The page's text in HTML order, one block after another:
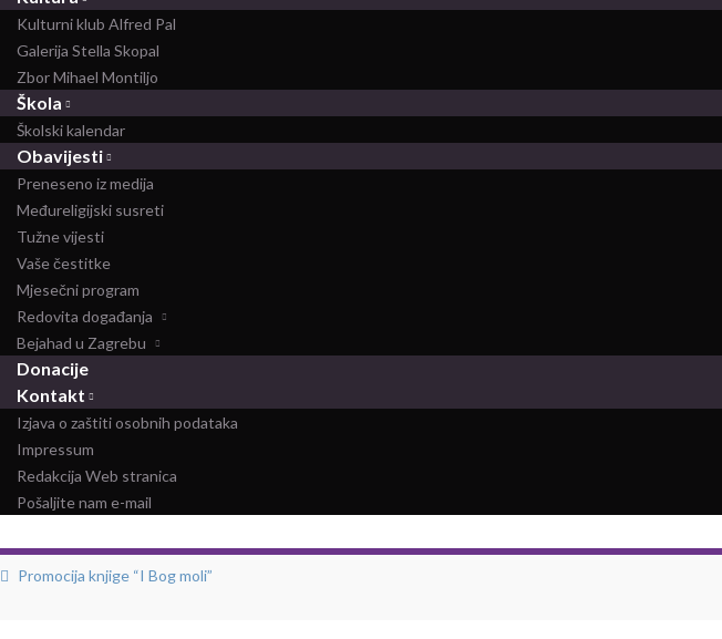
Kulturni klub Alfred Pal
Galerija Stella Skopal
Zbor Mihael Montiljo
Škola
Školski kalendar
Obavijesti
Preneseno iz medija
Međureligijski susreti
Tužne vijesti
Vaše čestitke
Mjesečni program
Redovita događanja
Bejahad u Zagrebu
Donacije
Kontakt
Izjava o zaštiti osobnih podataka
Impressum
Redakcija Web stranica
Pošaljite nam e-mail
Promocija knjige “I Bog moli”